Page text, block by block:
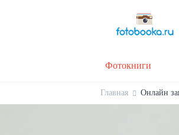
Фотокниги
Главная Онлайн